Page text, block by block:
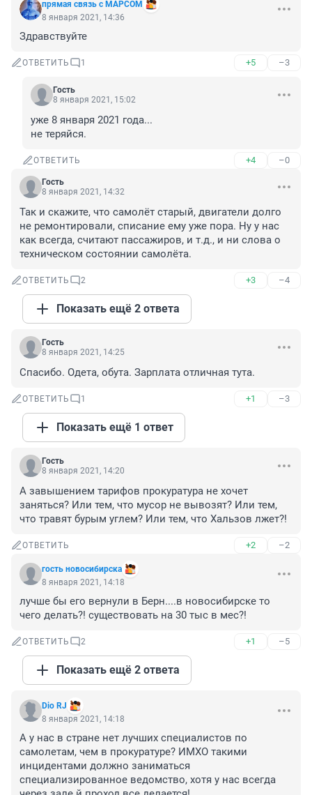
прямая связь с МАРСОМ
8 января 2021, 14:36
Здравствуйте
ОТВЕТИТЬ 1 +5 –3
Гость
8 января 2021, 15:02
уже 8 января 2021 года...
не теряйся.
ОТВЕТИТЬ +4 –0
Гость
8 января 2021, 14:32
Так и скажите, что самолёт старый, двигатели долго
не ремонтировали, списание ему уже пора. Ну у нас
как всегда, считают пассажиров, и т.д., и ни слова о
техническом состоянии самолёта.
ОТВЕТИТЬ 2 +3 –4
Показать ещё 2 ответа
Гость
8 января 2021, 14:25
Спасибо. Одета, обута. Зарплата отличная тута.
ОТВЕТИТЬ 1 +1 –3
Показать ещё 1 ответ
Гость
8 января 2021, 14:20
А завышением тарифов прокуратура не хочет
заняться? Или тем, что мусор не вывозят? Или тем,
что травят бурым углем? Или тем, что Хальзов лжет?!
ОТВЕТИТЬ +2 –2
гость новосибирска
8 января 2021, 14:18
лучше бы его вернули в Берн....в новосибирске то
чего делать?! существовать на 30 тыс в мес?!
ОТВЕТИТЬ 2 +1 –5
Показать ещё 2 ответа
Dio RJ
8 января 2021, 14:18
А у нас в стране нет лучших специалистов по
самолетам, чем в прокуратуре? ИМХО такими
инцидентами должно заниматься
специализированное ведомство, хотя у нас всегда